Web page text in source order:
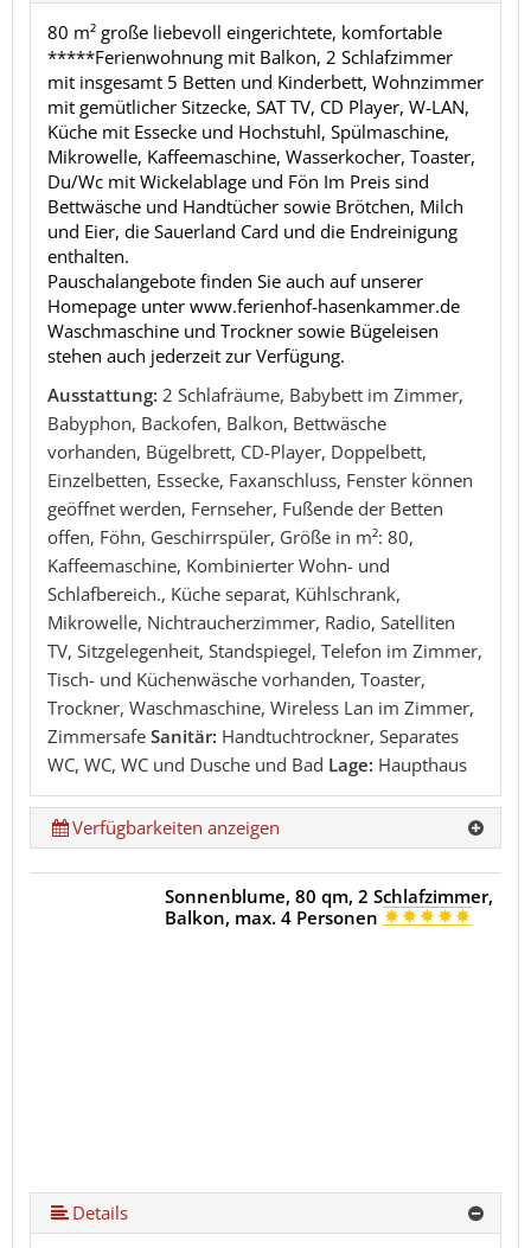
80 m² große liebevoll eingerichtete, komfortable
*****Ferienwohnung mit Balkon, 2 Schlafzimmer
mit insgesamt 5 Betten und Kinderbett, Wohnzimmer
mit gemütlicher Sitzecke, SAT TV, CD Player, W-LAN,
Küche mit Essecke und Hochstuhl, Spülmaschine,
Mikrowelle, Kaffeemaschine, Wasserkocher, Toaster,
Du/Wc mit Wickelablage und Fön Im Preis sind
Bettwäsche und Handtücher sowie Brötchen, Milch
und Eier, die Sauerland Card und die Endreinigung
enthalten.
Pauschalangebote finden Sie auch auf unserer
Homepage unter www.ferienhof-hasenkammer.de
Waschmaschine und Trockner sowie Bügeleisen
stehen auch jederzeit zur Verfügung.
Ausstattung: 2 Schlafräume, Babybett im Zimmer,
Babyphon, Backofen, Balkon, Bettwäsche
vorhanden, Bügelbrett, CD-Player, Doppelbett,
Einzelbetten, Essecke, Faxanschluss, Fenster können
geöffnet werden, Fernseher, Fußende der Betten
offen, Föhn, Geschirrspüler, Größe in m²: 80,
Kaffeemaschine, Kombinierter Wohn- und
Schlafbereich., Küche separat, Kühlschrank,
Mikrowelle, Nichtraucherzimmer, Radio, Satelliten
TV, Sitzgelegenheit, Standspiegel, Telefon im Zimmer,
Tisch- und Küchenwäsche vorhanden, Toaster,
Trockner, Waschmaschine, Wireless Lan im Zimmer,
Zimmersafe Sanitär: Handtuchtrockner, Separates
WC, WC, WC und Dusche und Bad Lage: Haupthaus
Verfügbarkeiten anzeigen
Sonnenblume, 80 qm, 2 Schlafzimmer,
Balkon, max. 4 Personen
Details